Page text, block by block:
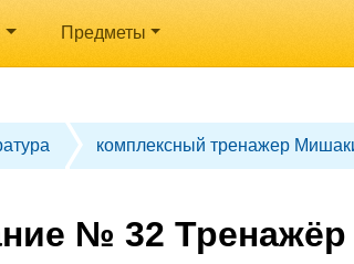
Предметы
комплексный тренажер
№ 32 Тренажёр